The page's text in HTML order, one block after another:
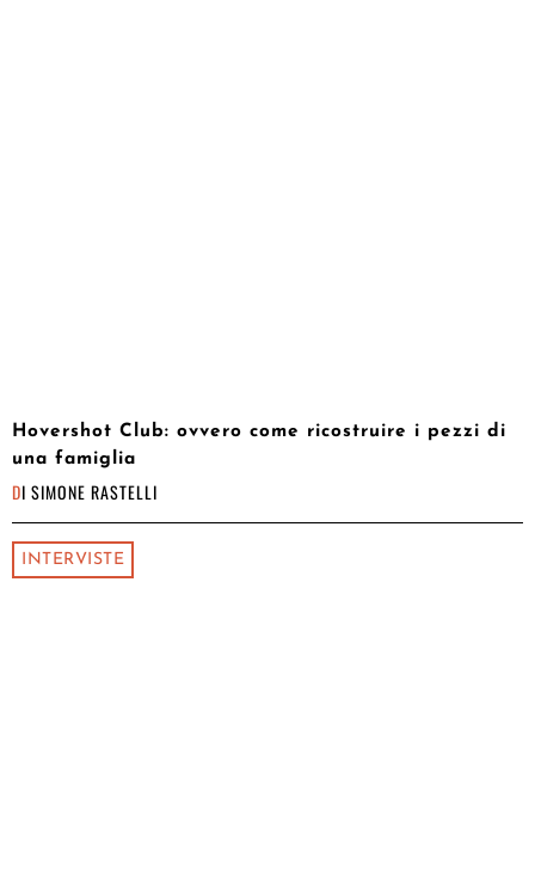
Hovershot Club: ovvero come ricostruire i pezzi di
una famiglia
DI SIMONE RASTELLI
INTERVISTE